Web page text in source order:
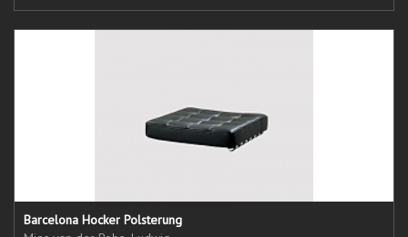
Barcelona Hocker Polsterung